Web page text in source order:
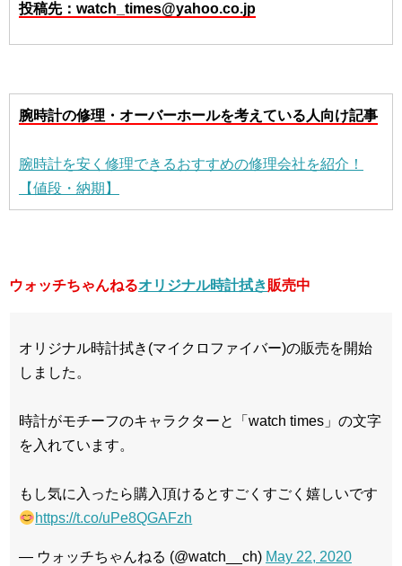
投稿先：watch_times@yahoo.co.jp
腕時計の修理・オーバーホールを考えている人向け記事
腕時計を安く修理できるおすすめの修理会社を紹介！
【値段・納期】
ウォッチちゃんねるオリジナル時計拭き販売中
オリジナル時計拭き(マイクロファイバー)の販売を開始
しました。
時計がモチーフのキャラクターと「watch times」の文字
を入れています。
もし気に入ったら購入頂けるとすごくすごく嬉しいです
https://t.co/uPe8QGAFzh
— ウォッチちゃんねる (@watch__ch) May 22, 2020